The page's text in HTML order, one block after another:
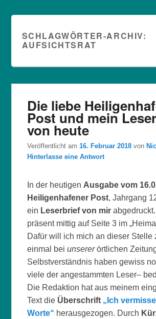
SCHLAGWÖRTER-ARCHIV:
AUFSICHTSRAT
Die liebe
Post und mein
von heute
Veröffentlicht am16. Februar 2018 von
Hinterlasse eine Antwort
In der heutigen Ausgabe vom
Heiligenhafener Post, Jahrgang
ein Leserbrief von mir
präsent mittig auf Seite 3 im
Dafür will ich mich an dieser Stelle
einmal beiunsererörtlichen
Selbstverständnis haben gewiss
viele der angestammten Leser–
Die Redaktion hat aus meinem
Text die Überschrift „Ich
Worte“ herausgezogen. Durch